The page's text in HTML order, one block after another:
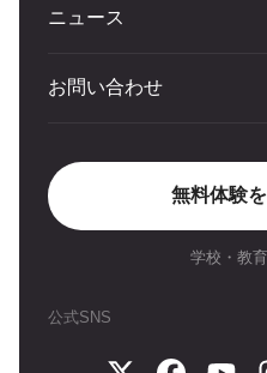
ニュース
お問い合わせ
無料体験
学校・教
公式SNS